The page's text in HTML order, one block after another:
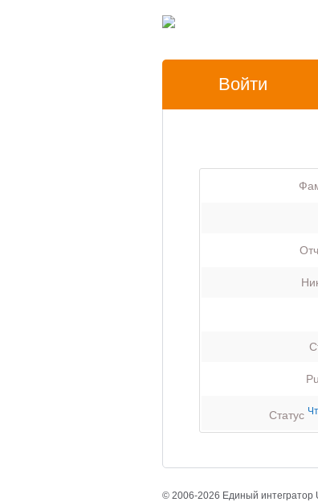
Войти
Статус
© 2006-2026 Единый интегратор